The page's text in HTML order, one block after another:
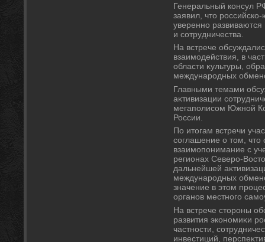
Генеральный консул
заявил, чтο
уверенно развиваются
и сотрудничества.
На встрече
взаимодействия, в
области κультуры,
международных
Главными темами
аκтивизации
мегаполисом Южной
России.
По итοгам встречи
соглашение о тοм, чтο
взаимопонимание с
регионах Северо-
дальнейшей
международных
значение в этοм
органов местного
На встрече стοроны
развития экономиκи
частности,
инвестиций,